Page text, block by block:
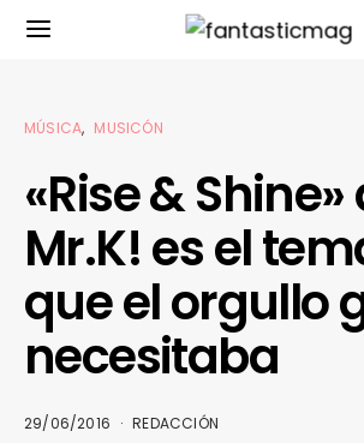
MÚSICA MUSICÓN
«Rise & Shine»
Mr.K! es el
que el orgullo
necesitaba
29/06/2016 REDACCIÓN